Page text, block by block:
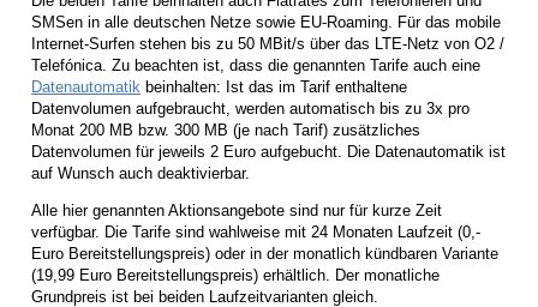
SMSen in alle deutschen Netze sowie EU-Roaming. Für das mobile
Internet-Surfen stehen bis zu 50 MBit/s über das LTE-Netz von O2 /
Telefónica. Zu beachten ist, dass die genannten Tarife auch eine
Datenautomatik beinhalten: Ist das im Tarif enthaltene
Datenvolumen aufgebraucht, werden automatisch bis zu 3x pro
Monat 200 MB bzw. 300 MB (je nach Tarif) zusätzliches
Datenvolumen für jeweils 2 Euro aufgebucht. Die Datenautomatik ist
auf Wunsch auch deaktivierbar.
Alle hier genannten Aktionsangebote sind nur für kurze Zeit
verfügbar. Die Tarife sind wahlweise mit 24 Monaten Laufzeit (0,-
Euro Bereitstellungspreis) oder in der monatlich kündbaren Variante
(19,99 Euro Bereitstellungspreis) erhältlich. Der monatliche
Grundpreis ist bei beiden Laufzeitvarianten gleich.